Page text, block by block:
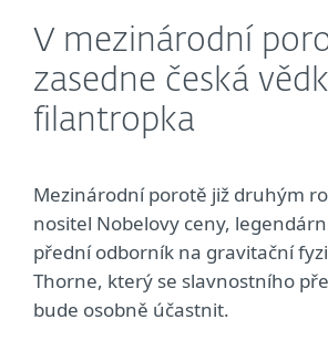
V mezinárodní
zasedne česká
filantropka
Mezinárodní porotě již druhým
nositel Nobelovy ceny,
přední odborník na gravitační
Thorne, který se slavnostního
bude osobně účastnit.